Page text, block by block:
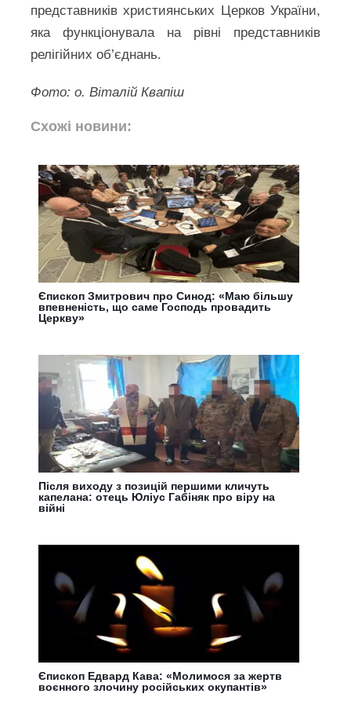
представників християнських Церков України,
яка функціонувала на рівні представників
релігійних об’єднань.
Фото: о. Віталій Квапіш
Схожі новини:
Єпископ Змитрович про Синод: «Маю більшу
впевненість, що саме Господь провадить
Церкву»
Після виходу з позицій першими кличуть
капелана: отець Юліус Габіняк про віру на
війні
Єпископ Едвард Кава: «Молимося за жертв
воєнного злочину російських окупантів»